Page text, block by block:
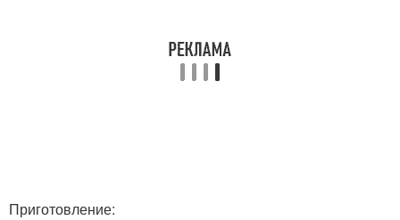
Приготовление: